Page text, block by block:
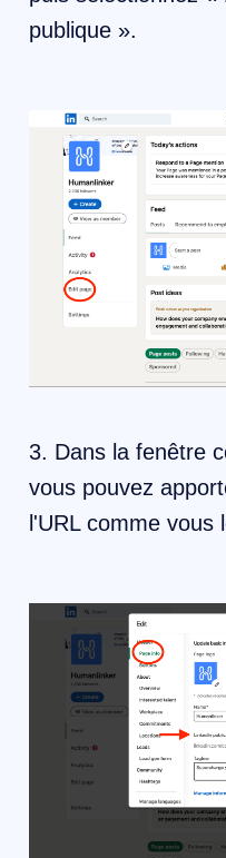
publique ».
3. Dans la fenêtre
vous pouvez
l'URL comme vous